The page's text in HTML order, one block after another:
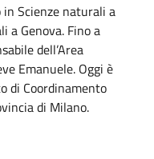
in Scienze naturali a
a Genova. Fino a
dell’Area
Emanuele. Oggi è
di Coordinamento
di Milano.